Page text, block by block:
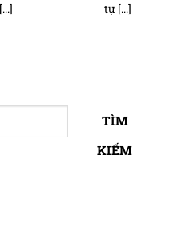
tự [...]
TÌM
KIẾM